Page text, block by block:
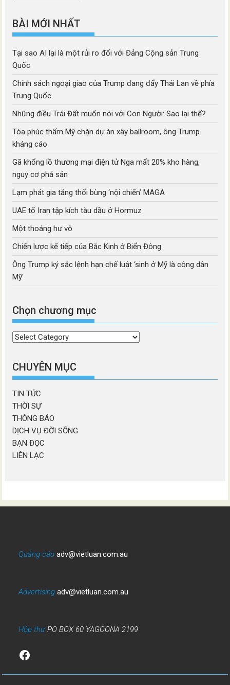
BÀI MỚI NHẤT
Tại sao AI lại là một rủi ro đối với Đảng Cộng sản Trung
Quốc
Chính sách ngoại giao của Trump đang đẩy Thái Lan về phía
Trung Quốc
Những điều Trái Đất muốn nói với Con Người: Sao lại thế?
Tòa phúc thẩm Mỹ chặn dự án xây ballroom, ông Trump
kháng cáo
Gã khổng lồ thương mại điện tử Nga mất 20% kho hàng,
nguy cơ phá sản
Lạm phát gia tăng thổi bùng ‘nội chiến’ MAGA
UAE tố Iran tập kích tàu dầu ở Hormuz
Một thoáng hư vô
Chiến lược kế tiếp của Bắc Kinh ở Biển Đông
Ông Trump ký sắc lệnh hạn chế luật ‘sinh ở Mỹ là công dân
Mỹ’
Chọn chương mục
Chọn
mục
CHUYÊN MỤC
TIN TỨC
THỜI SỰ
THÔNG BÁO
DỊCH VỤ ĐỜI SỐNG
BẠN ĐỌC
LIÊN LẠC
Quảng cáo adv@vietluan.com.au
Advertising adv@vietluan.com.au
Hộp thưPO BOX 60 YAGOONA 2199
Facebook